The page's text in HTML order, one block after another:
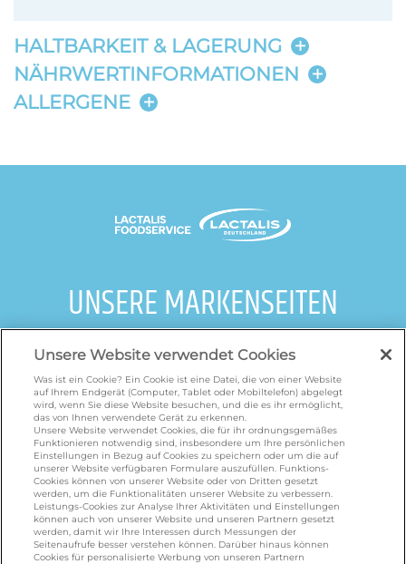
HALTBARKEIT & LAGERUNG
NÄHRWERTINFORMATIONEN
ALLERGENE
UNSERE MARKENSEITEN
galbani.de/leerdammer.de/president.de
/
salakis.de/frankenland.com
omiramilch.de/minusl.de
KONTAKT
foodservice.info@de.lactalis.com
Lactalis Deutschland GmbH - Tel: +49 (0)751
887 366 /lactalis.de
Unsere Website verwendet Cookies
Was ist ein Cookie? Ein Cookie ist eine Datei, die von einer Website
auf Ihrem Endgerät (Computer, Tablet oder Mobiltelefon) abgelegt
wird, wenn Sie diese Website besuchen, und die es ihr ermöglicht,
das von Ihnen verwendete Gerät zu erkennen.
Unsere Website verwendet Cookies, die für ihr ordnungsgemäßes
Funktionieren notwendig sind, insbesondere um Ihre persönlichen
Einstellungen in Bezug auf Cookies zu speichern oder um die auf
unserer Website verfügbaren Formulare auszufüllen. Funktions-
Cookies können von unserer Website oder von Dritten gesetzt
werden, um die Funktionalitäten unserer Website zu verbessern.
Leistungs-Cookies zur Analyse Ihrer Aktivitäten und Einstellungen
können auch von unserer Website und unseren Partnern gesetzt
werden, damit wir Ihre Interessen durch Messungen der
Seitenaufrufe besser verstehen können. Darüber hinaus können
Cookies für personalisierte Werbung von unseren Partnern